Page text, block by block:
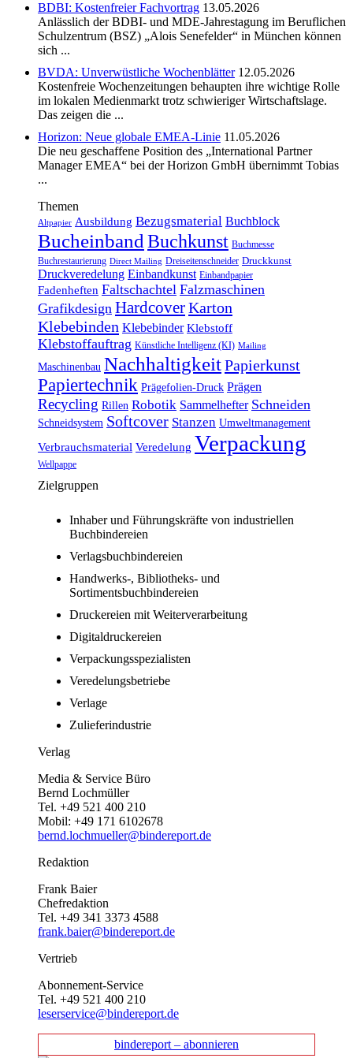
BDBI: Kostenfreier Fachvortrag 13.05.2026
Anlässlich der BDBI- und MDE-Jahrestagung im Beruflichen
Schulzentrum (BSZ) „Alois Senefelder“ in München können
sich ...
BVDA: Unverwüstliche Wochenblätter12.05.2026
Kostenfreie Wochenzeitungen behaupten ihre wichtige Rolle
im lokalen Medienmarkt trotz schwieriger Wirtschaftslage.
Das zeigen die ...
Horizon: Neue globale EMEA-Linie 11.05.2026
Die neu geschaffene Position des „International Partner
Manager EMEA“ bei der Horizon GmbH übernimmt Tobias
...
Themen
Altpapier Ausbildung Bezugsmaterial Buchblock
BucheinbandBuchkunst Buchmesse
Buchrestaurierung Direct Mailing Dreiseitenschneider Druckkunst
Druckveredelung Einbandkunst Einbandpapier
Fadenheften Faltschachtel Falzmaschinen
Grafikdesign HardcoverKarton
Klebebinden Klebebinder Klebstoff
Klebstoffauftrag Künstliche Intelligenz (KI) Mailing
Maschinenbau NachhaltigkeitPapierkunst
Papiertechnik Prägefolien-Druck Prägen
Recycling Rillen Robotik Sammelhefter Schneiden
Schneidsystem Softcover Stanzen Umweltmanagement
Verbrauchsmaterial Veredelung Verpackung
Wellpappe
Zielgruppen
Inhaber und Führungskräfte von industriellen
Buchbindereien
Verlagsbuchbindereien
Handwerks-, Bibliotheks- und
Sortimentsbuchbindereien
Druckereien mit Weiterverarbeitung
Digitaldruckereien
Verpackungsspezialisten
Veredelungsbetriebe
Verlage
Zulieferindustrie
Verlag
Media & Service Büro
Bernd Lochmüller
Tel. +49 521 400 210
Mobil: +49 171 6102678
bernd.lochmueller@bindereport.de
Redaktion
Frank Baier
Chefredaktion
Tel. +49 341 3373 4588
frank.baier@bindereport.de
Vertrieb
Abonnement-Service
Tel. +49 521 400 210
leserservice@bindereport.de
bindereport – abonnieren